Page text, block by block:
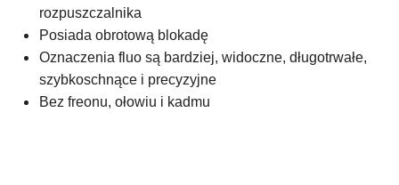
rozpuszczalnika
Posiada obrotową blokadę
Oznaczenia fluo są bardziej, widoczne, długotrwałe,
szybkoschnące i precyzyjne
Bez freonu, ołowiu i kadmu